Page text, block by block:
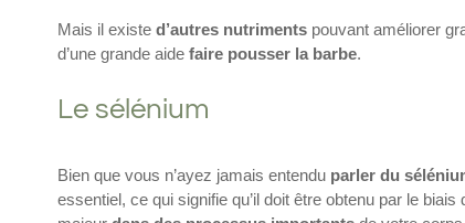
Mais il existe d’autres nutriments pouvant améliorer
d’une grande aide faire pousser la barbe.
Le sélénium
Bien que vous n’ayez jamais entendu parler du
essentiel, ce qui signifie qu’il doit être obtenu par le